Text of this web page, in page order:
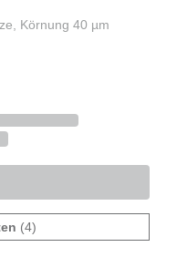
Körnung 40 µm
(4)